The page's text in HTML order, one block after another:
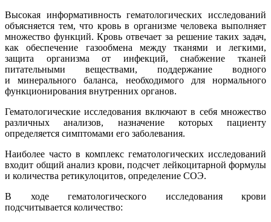
Высокая информативность гематологических исследований
объясняется тем, что кровь в организме человека выполняет
множество функций. Кровь отвечает за решение таких задач,
как обеспечение газообмена между тканями и легкими,
защита организма от инфекций, снабжение тканей
питательными веществами, поддержание водного
и минерального баланса, необходимого для нормального
функционирования внутренних органов.
Гематологические исследования включают в себя множество
различных анализов, назначение которых пациенту
определяется симптомами его заболевания.
Наиболее часто в комплекс гематологических исследований
входит общий анализ крови, подсчет лейкоцитарной формулы
и количества ретикулоцитов, определение СОЭ.
В ходе гематологического исследования крови
подсчитывается количество: